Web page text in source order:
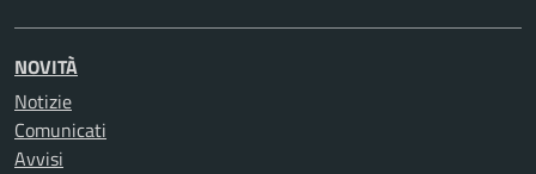
NOVITÀ
Notizie
Comunicati
Avvisi